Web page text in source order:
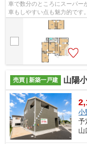
車で数分のところにスーパー
車もしやすい点も魅力的です
す。 随時ご内見可能ですので
売買 | 新築一戸建 山陽
小
予
山